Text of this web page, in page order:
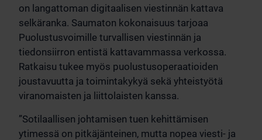
on langattoman digitaalisen viestinnän kattava
selkäranka. Saumaton kokonaisuus tarjoaa
Puolustusvoimille turvallisen viestinnän ja
tiedonsiirron entistä kattavammassa verkossa.
Ratkaisu tukee myös puolustusoperaatioiden
joustavuutta ja toimintakykyä sekä yhteistyötä
viranomaisten ja liittolaisten kanssa.
”Sotilaallisen johtamisen tuen kehittämisen
ytimessä on pitkäjänteinen, mutta nopea viesti- ja